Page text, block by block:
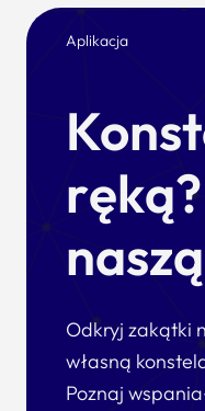
Aplikacja
Odkryj zakątki
własną
Poznaj